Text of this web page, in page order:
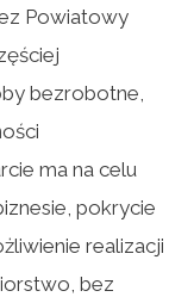
Powiatowy
bezrobotne,
ma na celu
pokrycie
realizacji
bez